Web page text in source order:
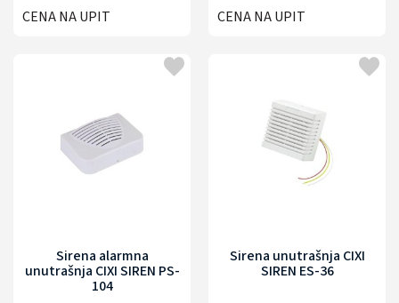
CENA NA UPIT CENA NA UPIT
Sirena alarmna
unutrašnja CIXI SIREN PS-
104
Sirena unutrašnja CIXI
SIREN ES-36